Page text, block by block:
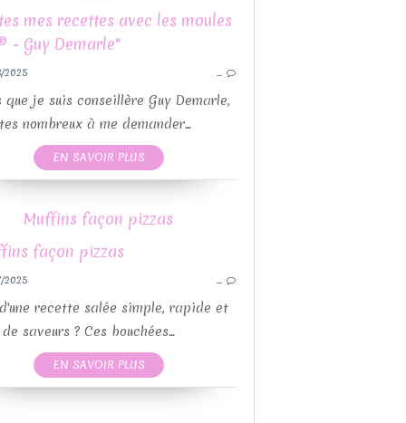
MOULES GUY DEMARLE
2025 …
que je suis conseillère Guy Demarle,
nombreux à me demander...
EN SAVOIR PLUS
POUR L'APÉRITIF
MOULES GUY DEMARLE
RECETTES PAR MOULES
Muffins façon pizzas
2025 …
recette salée simple, rapide et
saveurs ? Ces bouchées...
EN SAVOIR PLUS